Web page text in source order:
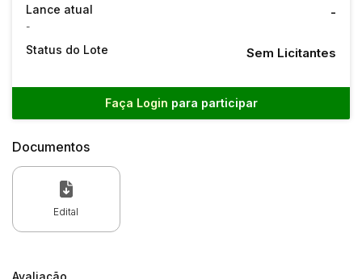
Lance atual
-
-
Status do Lote Sem Licitantes
Faça Login para participar
Documentos
Edital